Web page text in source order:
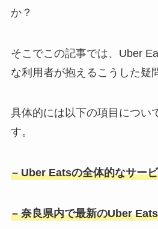
か？
そこでこの記事では、Uber
な利用者が抱えるこうした疑
具体的には以下の項目につい
す。
– Uber Eatsの全体的なサー
– 奈良県内で最新のUber